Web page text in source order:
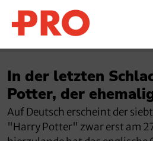
In der letzten
Potter, der
Auf Deutsch erscheint der
"Harry Potter" zwar erst am